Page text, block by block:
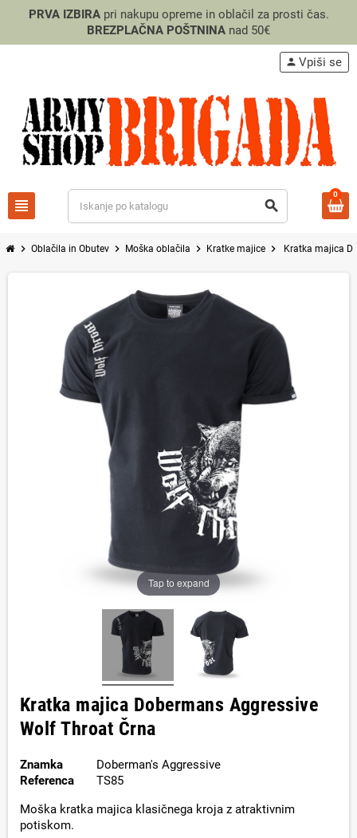
PRVA IZBIRApri nakupu opreme in oblačil za prosti čas.
BREZPLAČNA POŠTNINA nad 50€
view_headline search
person Vpiši se
0
chevron_right Oblačila in Obutev chevron_right Moška oblačila chevron_right Kratke majice chevron_right Kratka majica
Tap to expand
Kratka majica Dobermans Aggressive
Wolf Throat Črna
Znamka
Doberman's Aggressive
Referenca
TS85
Moška kratka majica klasičnega kroja z atraktivnim
potiskom.